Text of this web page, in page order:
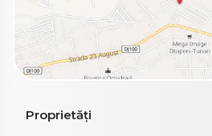
Proprietăți